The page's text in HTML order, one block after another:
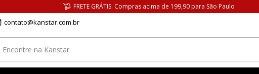
FRETE GRÁTIS. Compras acima de 199,90 para São Paulo
contato@kanstar.com.br